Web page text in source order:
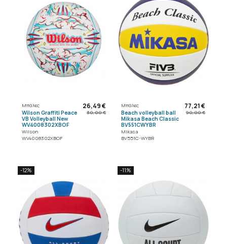
Μπάλες
Wilson Graffiti Peace
VB Volleyball New
WV4008302XBOF
Wilson
WV4008302XBOF
26,49 €
30,00 €
Μπάλες
Beach volleyball ball
Mikasa Beach Classic
BV551CWYBR
Mikasa
BV551C-WYBR
77,21 €
90,00 €
-12% -11%